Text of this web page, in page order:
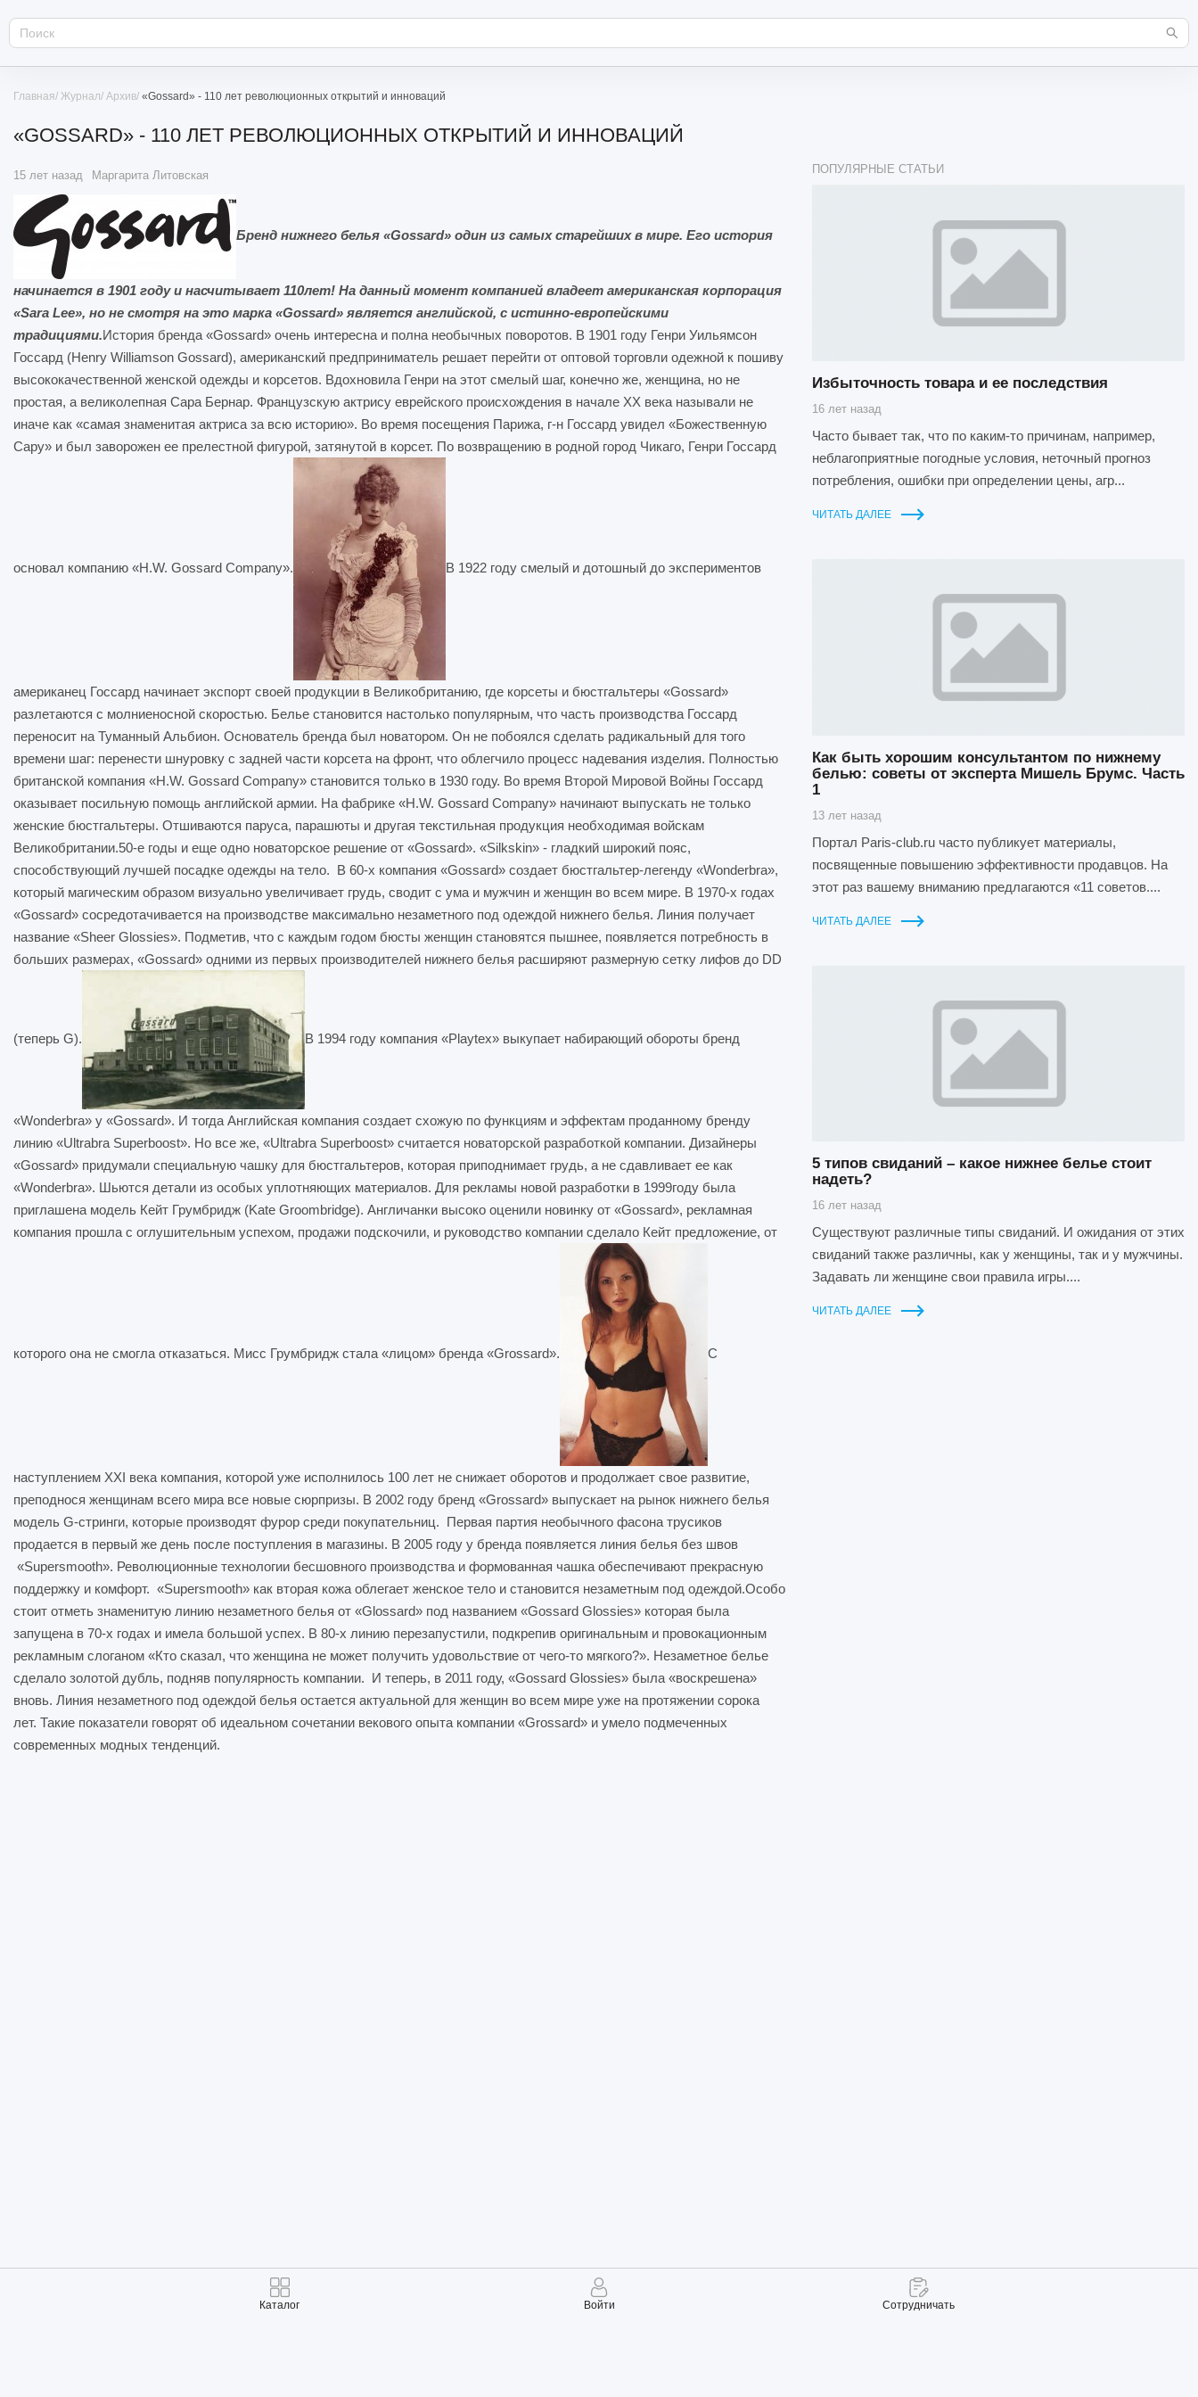
Каталог Войти Сотрудничать
Главная Журнал Архив «Gossard» - 110 лет революционных открытий и инноваций
«GOSSARD» - 110 ЛЕТ РЕВОЛЮЦИОННЫХ ОТКРЫТИЙ И ИННОВАЦИЙ
15 лет назад Маргарита Литовская
Бренд нижнего белья «Gossard» один из самых старейших в мире. Его история
начинается в 1901 году и насчитывает 110лет! На данный момент компанией владеет американская корпорация
«Sara Lee», но не смотря на это марка «Gossard» является английской, с истинно-европейскими
традициями.История бренда «Gossard» очень интересна и полна необычных поворотов. В 1901 году Генри Уильямсон
Госсард (Henry Williamson Gossard), американский предприниматель решает перейти от оптовой торговли одежной к пошиву
высококачественной женской одежды и корсетов. Вдохновила Генри на этот смелый шаг, конечно же, женщина, но не
простая, а великолепная Сара Бернар. Французскую актрису еврейского происхождения в начале ХХ века называли не
иначе как «самая знаменитая актриса за всю историю». Во время посещения Парижа, г-н Госсард увидел «Божественную
Сару» и был заворожен ее прелестной фигурой, затянутой в корсет. По возвращению в родной город Чикаго, Генри Госсард
основал компанию «H.W. Gossard Company». В 1922 году смелый и дотошный до экспериментов
американец Госсард начинает экспорт своей продукции в Великобританию, где корсеты и бюстгальтеры «Gossard»
разлетаются с молниеносной скоростью. Белье становится настолько популярным, что часть производства Госсард
переносит на Туманный Альбион. Основатель бренда был новатором. Он не побоялся сделать радикальный для того
времени шаг: перенести шнуровку с задней части корсета на фронт, что облегчило процесс надевания изделия. Полностью
британской компания «H.W. Gossard Company» становится только в 1930 году. Во время Второй Мировой Войны Госсард
оказывает посильную помощь английской армии. На фабрике «H.W. Gossard Company» начинают выпускать не только
женские бюстгальтеры. Отшиваются паруса, парашюты и другая текстильная продукция необходимая войскам
Великобритании.50-е годы и еще одно новаторское решение от «Gossard». «Silkskin» - гладкий широкий пояс,
способствующий лучшей посадке одежды на тело. В 60-х компания «Gossard» создает бюстгальтер-легенду «Wonderbra»,
который магическим образом визуально увеличивает грудь, сводит с ума и мужчин и женщин во всем мире. В 1970-х годах
«Gossard» сосредотачивается на производстве максимально незаметного под одеждой нижнего белья. Линия получает
название «Sheer Glossies». Подметив, что с каждым годом бюсты женщин становятся пышнее, появляется потребность в
больших размерах, «Gossard» одними из первых производителей нижнего белья расширяют размерную сетку лифов до DD
(теперь G). В 1994 году компания «Playtex» выкупает набирающий обороты бренд
«Wonderbra» у «Gossard». И тогда Английская компания создает схожую по функциям и эффектам проданному бренду
линию «Ultrabra Superboost». Но все же, «Ultrabra Superboost» считается новаторской разработкой компании. Дизайнеры
«Gossard» придумали специальную чашку для бюстгальтеров, которая приподнимает грудь, а не сдавливает ее как
«Wonderbra». Шьются детали из особых уплотняющих материалов. Для рекламы новой разработки в 1999году была
приглашена модель Кейт Грумбридж (Kate Groombridge). Англичанки высоко оценили новинку от «Gossard», рекламная
компания прошла с оглушительным успехом, продажи подскочили, и руководство компании сделало Кейт предложение, от
которого она не смогла отказаться. Мисс Грумбридж стала «лицом» бренда «Grossard». С
наступлением ХХI века компания, которой уже исполнилось 100 лет не снижает оборотов и продолжает свое развитие,
преподнося женщинам всего мира все новые сюрпризы. В 2002 году бренд «Grossard» выпускает на рынок нижнего белья
модель G-стринги, которые производят фурор среди покупательниц. Первая партия необычного фасона трусиков
продается в первый же день после поступления в магазины. В 2005 году у бренда появляется линия белья без швов
«Supersmooth». Революционные технологии бесшовного производства и формованная чашка обеспечивают прекрасную
поддержку и комфорт. «Supersmooth» как вторая кожа облегает женское тело и становится незаметным под одеждой.Особо
стоит отметь знаменитую линию незаметного белья от «Glossard» под названием «Gossard Glossies» которая была
запущена в 70-х годах и имела большой успех. В 80-х линию перезапустили, подкрепив оригинальным и провокационным
рекламным слоганом «Кто сказал, что женщина не может получить удовольствие от чего-то мягкого?». Незаметное белье
сделало золотой дубль, подняв популярность компании. И теперь, в 2011 году, «Gossard Glossies» была «воскрешена»
вновь. Линия незаметного под одеждой белья остается актуальной для женщин во всем мире уже на протяжении сорока
лет. Такие показатели говорят об идеальном сочетании векового опыта компании «Grossard» и умело подмеченных
современных модных тенденций.
ПОПУЛЯРНЫЕ СТАТЬИ
Избыточность товара и ее последствия
16 лет назад
Часто бывает так, что по каким-то причинам, например,
неблагоприятные погодные условия, неточный прогноз
потребления, ошибки при определении цены, агр...
ЧИТАТЬ ДАЛЕЕ
Как быть хорошим консультантом по нижнему
белью: советы от эксперта Мишель Брумс. Часть
1
13 лет назад
Портал Paris-club.ru часто публикует материалы,
посвященные повышению эффективности продавцов. На
этот раз вашему вниманию предлагаются «11 советов....
ЧИТАТЬ ДАЛЕЕ
5 типов свиданий – какое нижнее белье стоит
надеть?
16 лет назад
Существуют различные типы свиданий. И ожидания от этих
свиданий также различны, как у женщины, так и у мужчины.
Задавать ли женщине свои правила игры....
ЧИТАТЬ ДАЛЕЕ